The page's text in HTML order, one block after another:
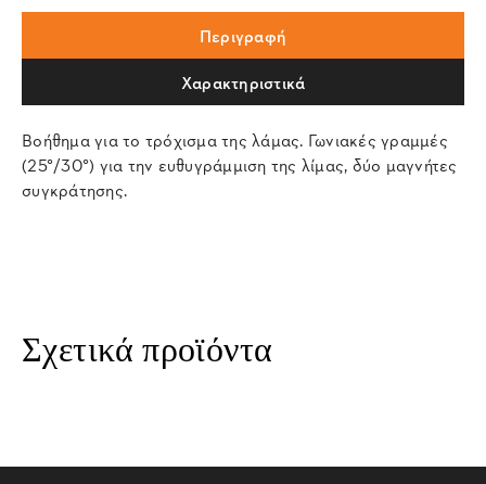
Περιγραφή
Χαρακτηριστικά
Βοήθημα για το τρόχισμα της λάμας. Γωνιακές γραμμές
(25°/30°) για την ευθυγράμμιση της λίμας, δύο μαγνήτες
συγκράτησης.
Σχετικά προϊόντα